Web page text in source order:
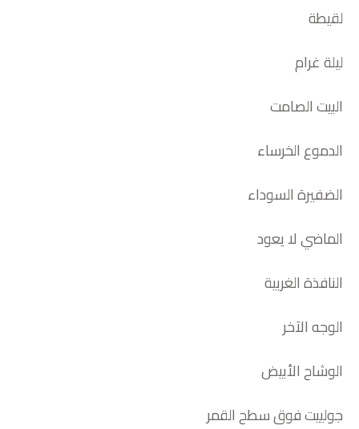
لقيطة
ليلة غرام
البيت الصامت
الدموع الخرساء
الضفيرة السوداء
الماضي لا يعود
النافذة الغربية
الوجه الآخر
الوشاح الأبيض
جولييت فوق سطح القمر